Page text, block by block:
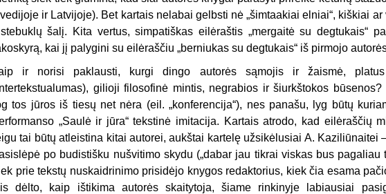
ir Latvijoje). Bet kartais nelabai gelbsti nė „šimtaakiai elniai“, kiškiai
šalį. Kita vertus, simpatiškas eilėraštis „mergaitė su degtukais“
kai jį palygini su eilėraščiu „berniukas su degtukais“ iš pirmojo
ir norisi paklausti, kurgi dingo autorės sąmojis ir žaismė, platus
gilioji filosofinė mintis, negrabios ir šiurkštokos
tos jūros iš tiesų net nėra (eil. „konferencija“), nes panašu, lyg būtų
„Saulė ir jūra“ tekstinė imitacija. Kartais atrodo, kad eilėraščių
tai būtų atleistina kitai autorei, aukštai kartelę užsikėlusiai A. Kaziliūnaitei
po budistišku nušvitimo skydu („dabar jau tikrai viskas bus pagaliau
prie tekstų nuskaidrinimo prisidėjo knygos redaktorius, kiek čia esama
dėlto, kaip ištikima autorės skaitytoja, šiame rinkinyje labiausiai